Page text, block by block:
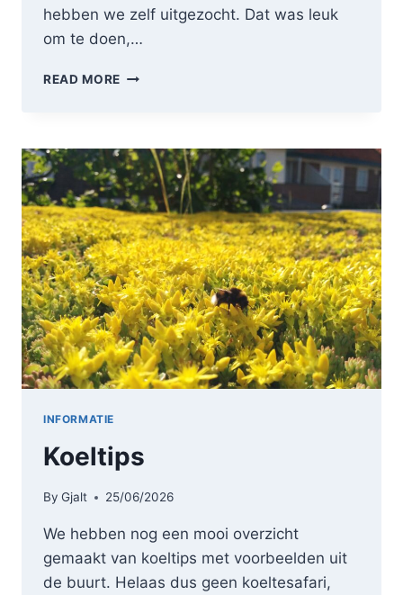
hebben we zelf uitgezocht. Dat was leuk
om te doen,…
READ MORE GROENE
INFORMATIE
Koeltips
By Gjalt 25/06/2026
We hebben nog een mooi overzicht
gemaakt van koeltips met voorbeelden uit
de buurt. Helaas dus geen koeltesafari,